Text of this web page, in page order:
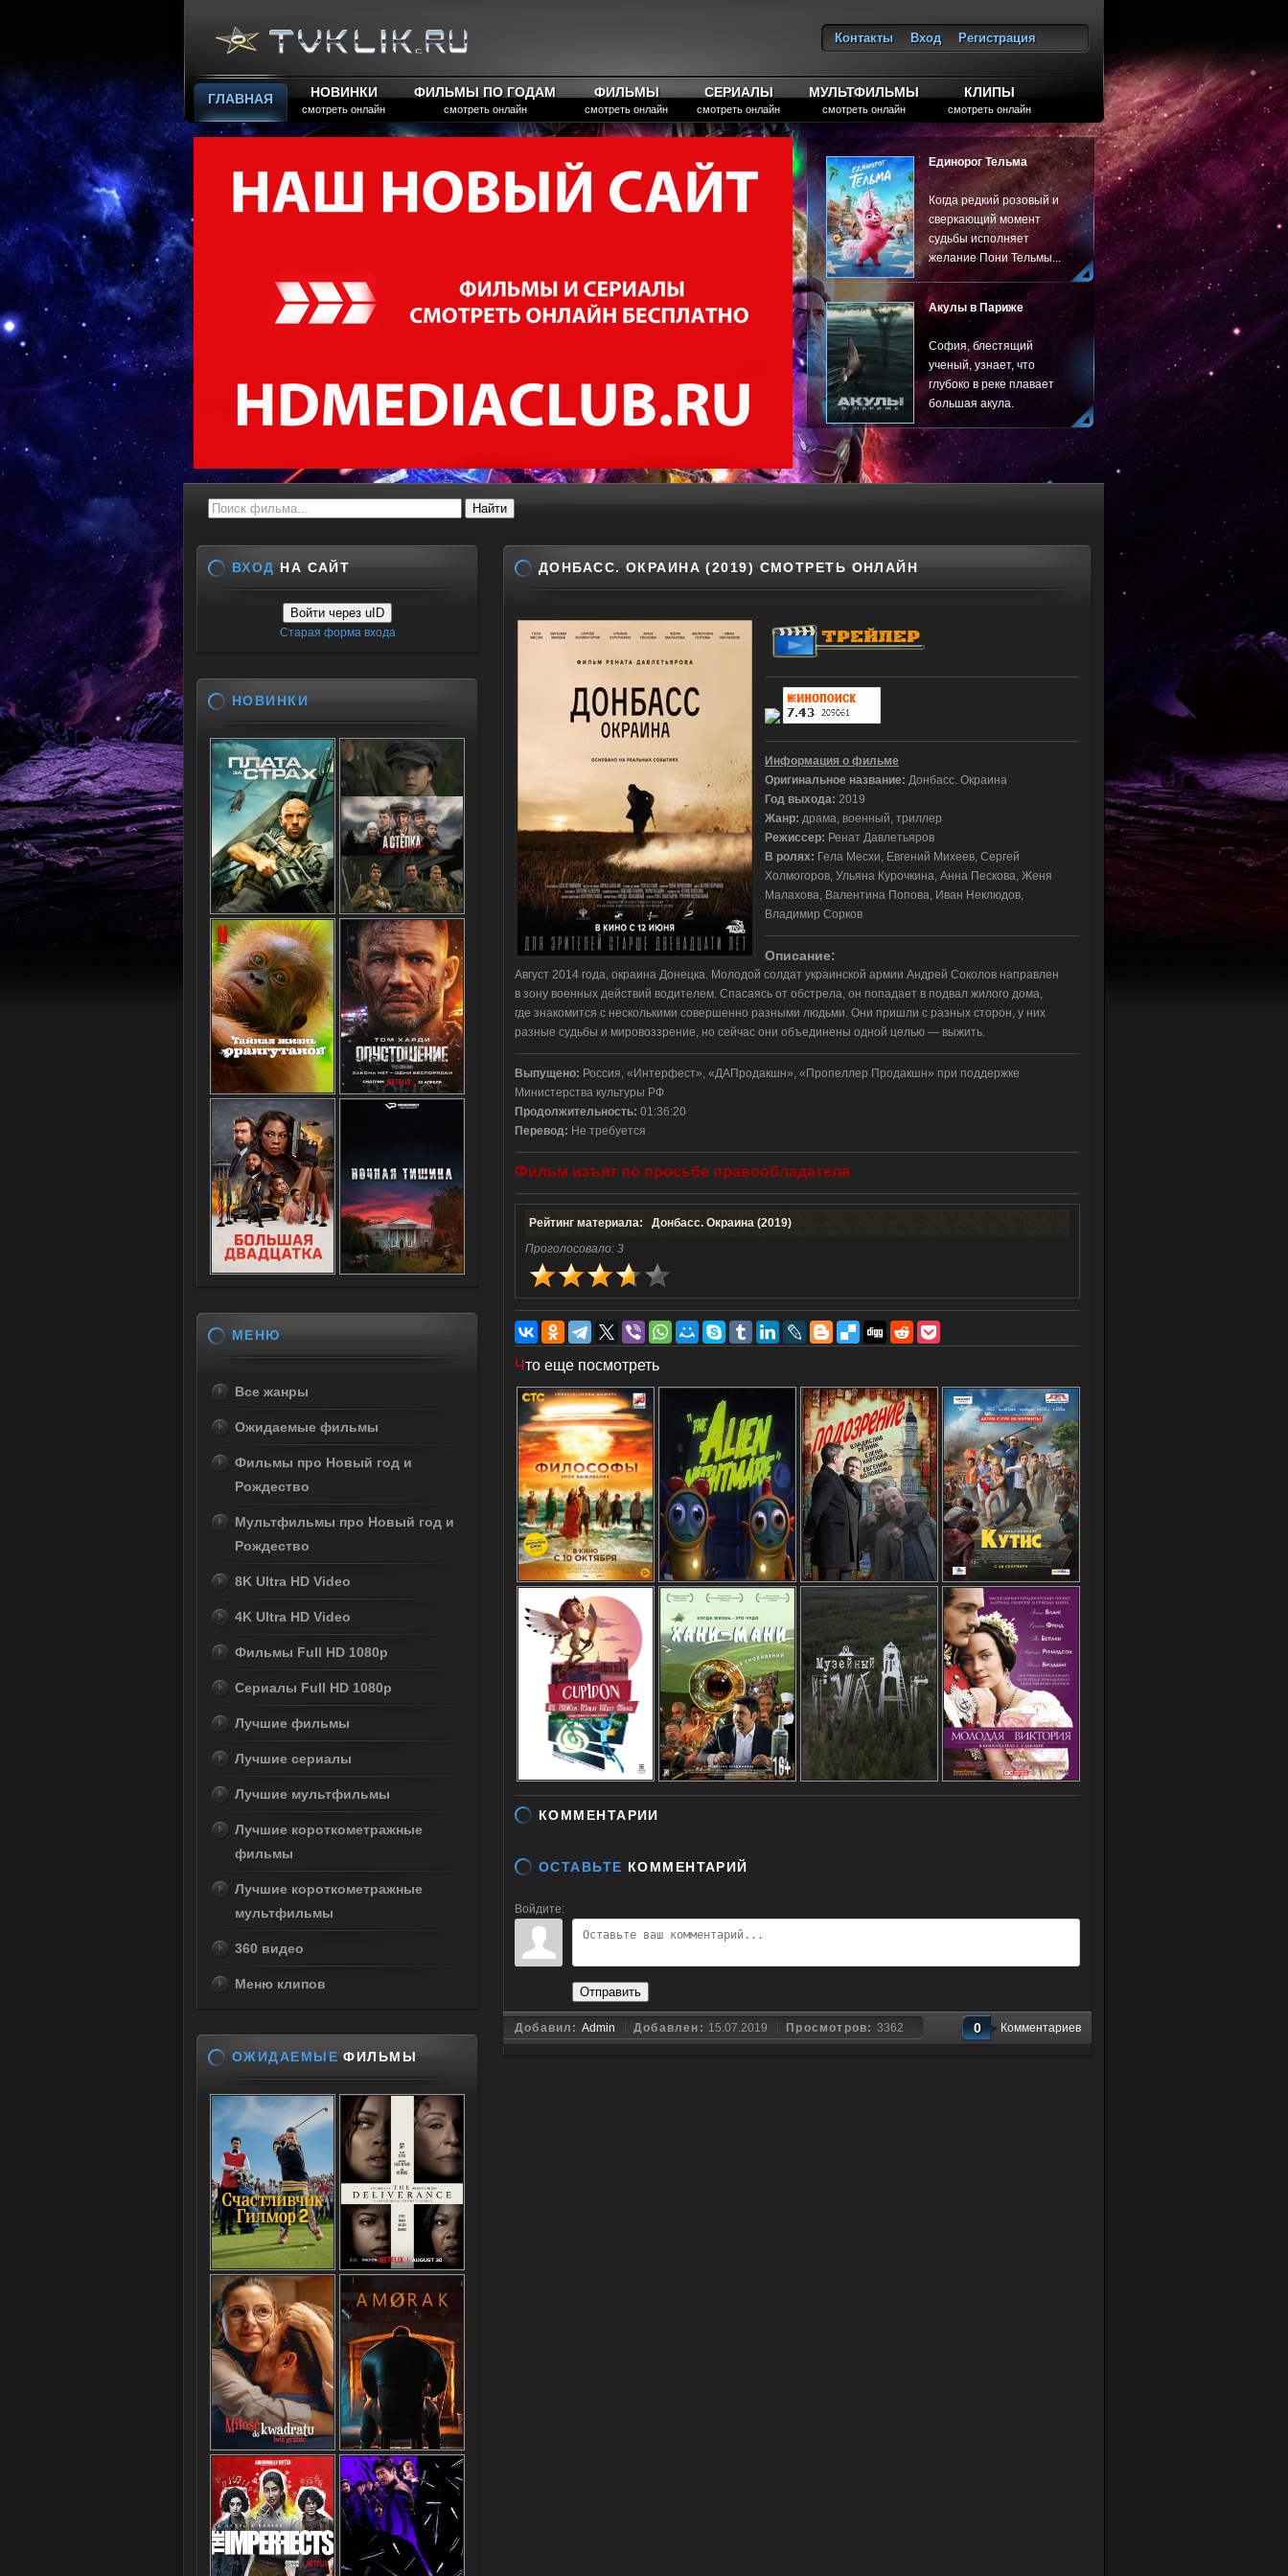
Контакты Вход
Регистрация
ГЛАВНАЯ НОВИНКИ
смотреть онлайн
ФИЛЬМЫ ПО ГОДАМ
смотреть онлайн
ФИЛЬМЫ
смотреть онлайн
СЕРИАЛЫ
смотреть онлайн
МУЛЬТФИЛЬМЫ
смотреть онлайн
КЛИПЫ
смотреть онлайн
Единорог Тельма
Когда редкий розовый и
сверкающий момент
судьбы исполняет
желание Пони Тельмы...
Акулы в Париже
София, блестящий
ученый, узнает, что
глубоко в реке плавает
большая акула.
ДОНБАСС. ОКРАИНА (2019) СМОТРЕТЬ ОНЛАЙН
Информация о фильме
Оригинальное название: Донбасс. Окраина
Год выхода: 2019
Жанр: драма, военный, триллер
Режиссер: Ренат Давлетьяров
В ролях: Гела Месхи, Евгений Михеев, Сергей
Холмогоров, Ульяна Курочкина, Анна Пескова, Женя
Малахова, Валентина Попова, Иван Неклюдов,
Владимир Сорков
Описание:
Август 2014 года, окраина Донецка. Молодой солдат украинской армии Андрей Соколов направлен
в зону военных действий водителем. Спасаясь от обстрела, он попадает в подвал жилого дома,
где знакомится с несколькими совершенно разными людьми. Они пришли с разных сторон, у них
разные судьбы и мировоззрение, но сейчас они объединены одной целью — выжить.
Выпущено: Россия, «Интерфест», «ДАПродакшн», «Пропеллер Продакшн» при поддержке
Министерства культуры РФ
Продолжительность: 01:36:20
Перевод: Не требуется
Фильм изъят по просьбе правообладателя
Рейтинг материала: Донбасс. Окраина (2019)
Проголосовало: 3
Что еще посмотреть
КОММЕНТАРИИ
ОСТАВЬТЕ КОММЕНТАРИЙ
Войдите:
Отправить
Добавил: Admin Добавлен: 15.07.2019 Просмотров: 3362 0 Комментариев
ВХОД НА САЙТ
Войти через uID
Старая форма входа
НОВИНКИ
МЕНЮ
Все жанры
Ожидаемые фильмы
Фильмы про Новый год и
Рождество
Мультфильмы про Новый год и
Рождество
8K Ultra HD Video
4K Ultra HD Video
Фильмы Full HD 1080p
Сериалы Full HD 1080p
Лучшие фильмы
Лучшие сериалы
Лучшие мультфильмы
Лучшие короткометражные
фильмы
Лучшие короткометражные
мультфильмы
360 видео
Меню клипов
ОЖИДАЕМЫЕ ФИЛЬМЫ